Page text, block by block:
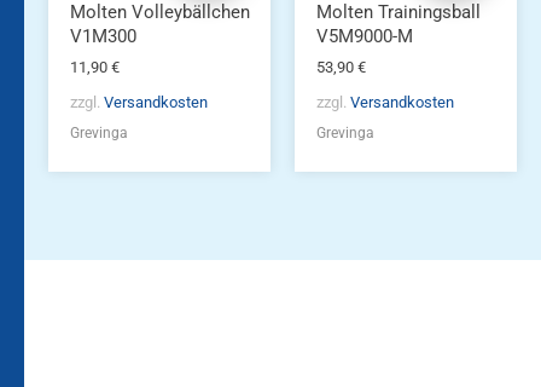
Molten Volleybällchen
V1M300
11,90 €
zzgl. Versandkosten
Grevinga
Molten Trainingsball
V5M9000-M
53,90 €
zzgl. Versandkosten
Grevinga